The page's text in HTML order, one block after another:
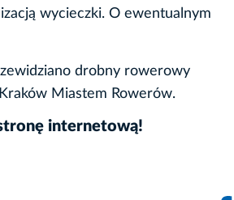
wycieczki. O ewentualnym
drobny rowerowy
Miastem Rowerów.
internetową!